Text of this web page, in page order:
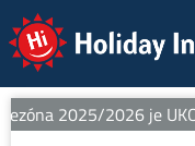
Holiday Info
2025/2026 je